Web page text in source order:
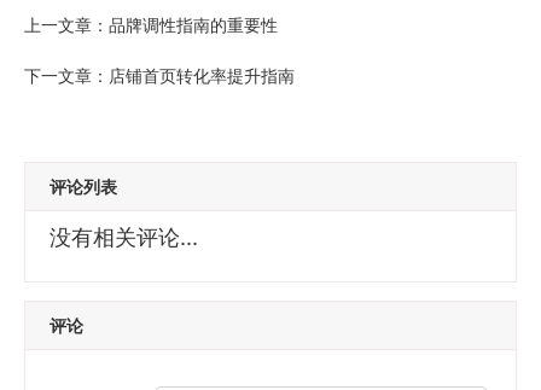
上一文章： 品牌调性指南的重要性
下一文章： 店铺首页转化率提升指南
评论列表
没有相关评论...
评论